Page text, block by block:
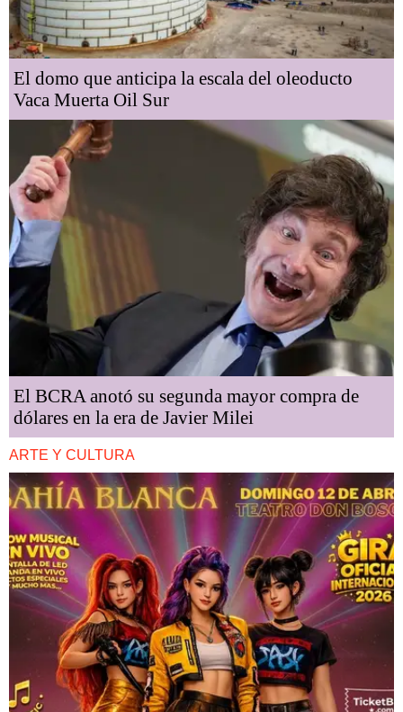
El domo que anticipa la escala del oleoducto
Vaca Muerta Oil Sur
El BCRA anotó su segunda mayor compra de
dólares en la era de Javier Milei
ARTE Y CULTURA